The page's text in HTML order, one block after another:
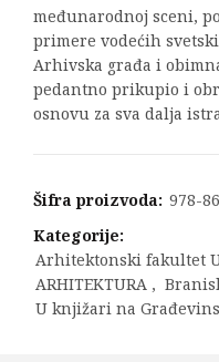
međunarodnoj sceni,
primere vodećih
Arhivska građa i
pedantno prikupio i
osnovu za sva dalja
Šifra proizvoda: 978-
Kategorije:
Arhitektonski fakultet
ARHITEKTURA ,
U knjižari na